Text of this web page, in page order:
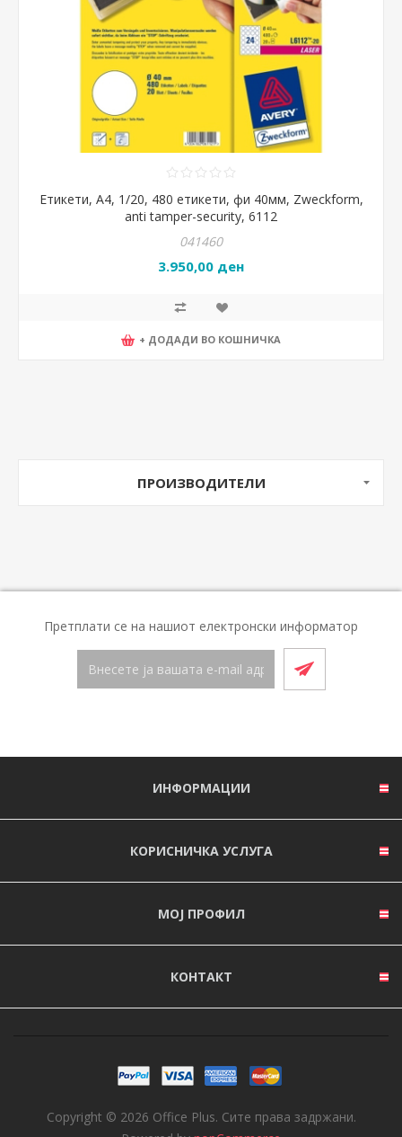
Етикети, А4, 1/20, 480 етикети, фи 40мм, Zweckform,
anti tamper-security, 6112
041460
3.950,00 ден
+ ДОДАДИ ВО КОШНИЧКА
ПРОИЗВОДИТЕЛИ
Претплати се на нашиот електронски информатор
ИНФОРМАЦИИ
КОРИСНИЧКА УСЛУГА
МОЈ ПРОФИЛ
КОНТАКТ
Copyright © 2026 Office Plus. Сите права задржани.